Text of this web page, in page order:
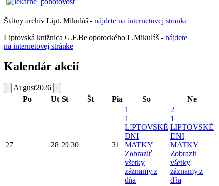
Štátny archív Lipt. Mikuláš - nájdete na internetovej stránke
Liptovská knižnica G.F.Belopotockého L.Mikuláš - nájdete
na internetovej stránke
Kalendár akcií
August2026
Po
Ut St Št Pia So Ne
27 28 29 30 31
1
1
LIPTOVSKÉ
DNI
MATKY
Zobraziť
všetky
záznamy z
dňa
2
1
LIPTOVSKÉ
DNI
MATKY
Zobraziť
všetky
záznamy z
dňa